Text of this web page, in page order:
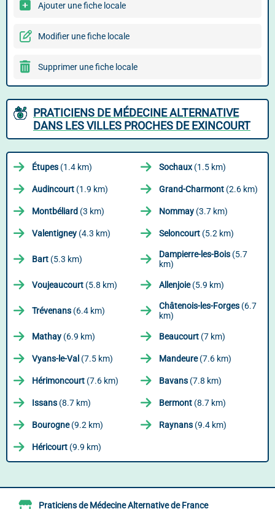
Ajouter une fiche locale
Modifier une fiche locale
Supprimer une fiche locale
PRATICIENS DE MÉDECINE ALTERNATIVE
DANS LES VILLES PROCHES DE EXINCOURT
Étupes (1.4 km) Sochaux(1.5 km)
Audincourt (1.9 km) Grand-Charmont (2.6 km)
Montbéliard (3 km) Nommay (3.7 km)
Valentigney (4.3 km) Seloncourt (5.2 km)
Bart (5.3 km) Dampierre-les-Bois (5.7
km)
Voujeaucourt (5.8 km) Allenjoie(5.9 km)
Trévenans (6.4 km) Châtenois-les-Forges (6.7
km)
Mathay (6.9 km) Beaucourt (7 km)
Vyans-le-Val (7.5 km) Mandeure(7.6 km)
Hérimoncourt (7.6 km) Bavans (7.8 km)
Issans (8.7 km) Bermont (8.7 km)
Bourogne(9.2 km) Raynans (9.4 km)
Héricourt (9.9 km)
Praticiens de Médecine Alternative de France